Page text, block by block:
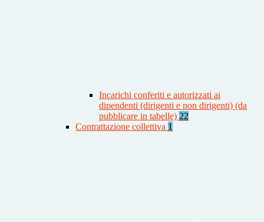
Incarichi conferiti e autorizzati ai
dipendenti (dirigenti e non dirigenti) (da
pubblicare in tabelle) 22
Contrattazione collettiva 1